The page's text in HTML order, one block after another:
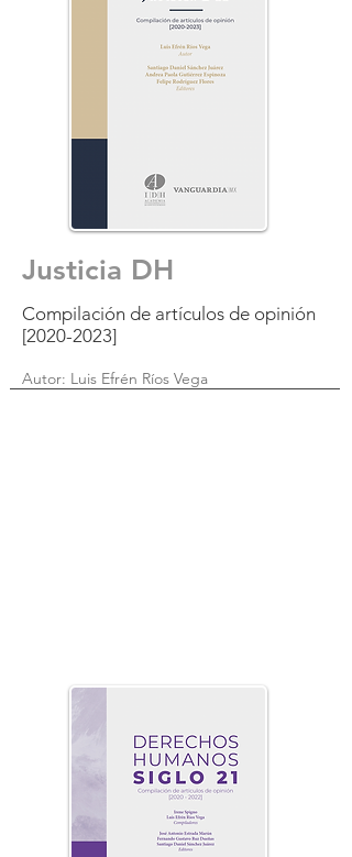
Justicia DH
Compilación de artículos de opinión
[2020-2023]
Autor: Luis Efrén Ríos Vega